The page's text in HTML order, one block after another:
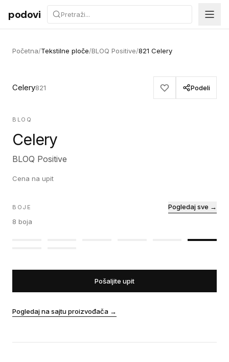
Preskoči na sadržaj
podovi
Početna/Tekstilne ploče/BLOQ Positive/821 Celery
Celery821 Podeli
BLOQ
Celery
BLOQ Positive
Cena na upit
BOJE
8 boja
Pogledaj sve →
Pošaljite upit
Pogledaj na sajtu proizvođača →